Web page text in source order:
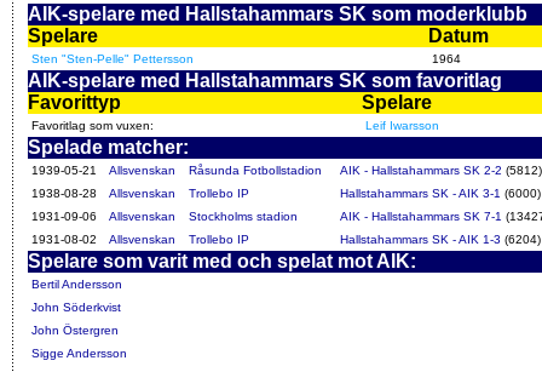
AIK-spelare med Hallstahammars SK som moderklubb
Spelare
Datum
Sten "Sten-Pelle" Pettersson 1964
AIK-spelare med Hallstahammars SK som favoritlag
Favorittyp
Spelare
Favoritlag som vuxen: Leif Iwarsson
Spelade matcher:
1939-05-21 Allsvenskan Råsunda Fotbollstadion AIK - Hallstahammars SK 2-2 (5812)
1938-08-28
Allsvenskan Trollebo IP Hallstahammars SK - AIK 3-1 (6000)
1931-09-06
Allsvenskan Stockholms stadion AIK - Hallstahammars SK 7-1
1931-08-02
Allsvenskan Trollebo IP Hallstahammars SK - AIK 1-3 (6204)
Spelare som varit med och spelat mot AIK:
Bertil Andersson
John Söderkvist
John Östergren
Sigge Andersson